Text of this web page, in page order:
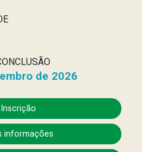
de 2026
Inscrição
informações